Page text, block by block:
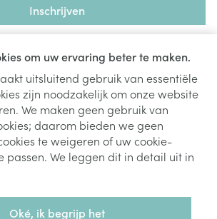
om uw ervaring beter te maken.
uitsluitend gebruik van essentiële
zijn noodzakelijk om onze website
We maken geen gebruik van
daarom bieden we geen
te weigeren of uw cookie-
passen. We leggen dit in detail uit in
Oké, ik begrijp het
Inschrijven
akkoord met onzeprivacy policy.